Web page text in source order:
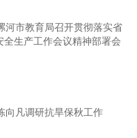
海南部、浙江东部有特大
至500毫米以上，极端性
年第13号台风“白海
全线停航。
全生产工作会议精神部署